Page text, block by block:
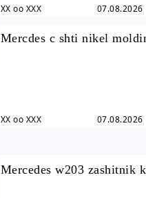
XX oo XXX
Mercdes c shti nikel
XX oo XXX
Mercedes w203 zashitnik